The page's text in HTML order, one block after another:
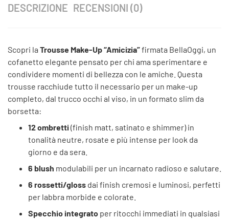
DESCRIZIONE RECENSIONI (0)
Scopri la Trousse Make-Up “Amicizia”firmata BellaOggi, un
cofanetto elegante pensato per chi ama sperimentare e
condividere momenti di bellezza con le amiche. Questa
trousse racchiude tutto il necessario per un make-up
completo, dal trucco occhi al viso, in un formato slim da
borsetta:
12 ombretti(finish matt, satinato e shimmer) in
tonalità neutre, rosate e più intense per look da
giorno e da sera.
6 blush modulabili per un incarnato radioso e salutare.
6 rossetti/gloss dai finish cremosi e luminosi, perfetti
per labbra morbide e colorate.
Specchio integrato per ritocchi immediati in qualsiasi